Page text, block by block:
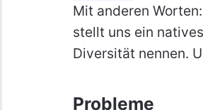
Mit anderen
stellt uns ein
Diversität nennen.
Probleme